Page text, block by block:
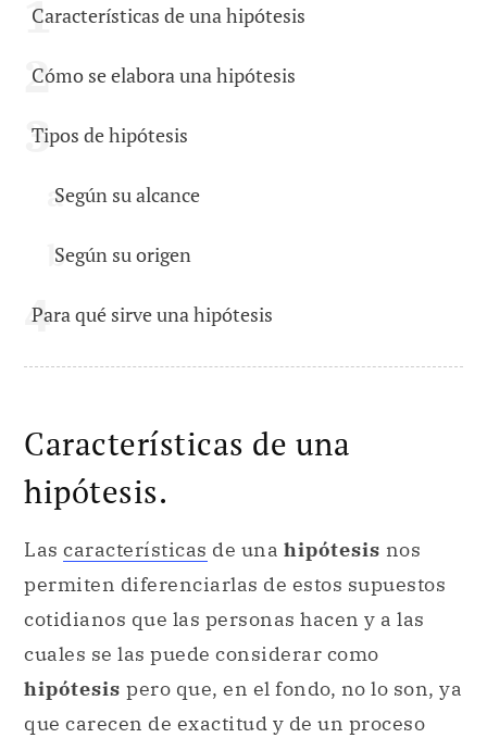
Características de una hipótesis
Cómo se elabora una hipótesis
Tipos de hipótesis
Según su alcance
Según su origen
Para qué sirve una hipótesis
Características de una
hipótesis.
Las características de una hipótesis nos
permiten diferenciarlas de estos supuestos
cotidianos que las personas hacen y a las
cuales se las puede considerar como
hipótesis pero que, en el fondo, no lo son, ya
que carecen de exactitud y de un proceso